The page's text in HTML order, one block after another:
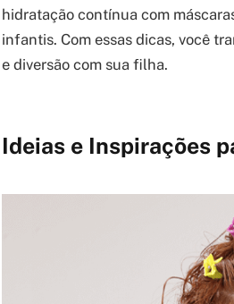
hidratação contínua com
infantis. Com essas dicas, você
e diversão com sua filha.
Ideias e Inspirações